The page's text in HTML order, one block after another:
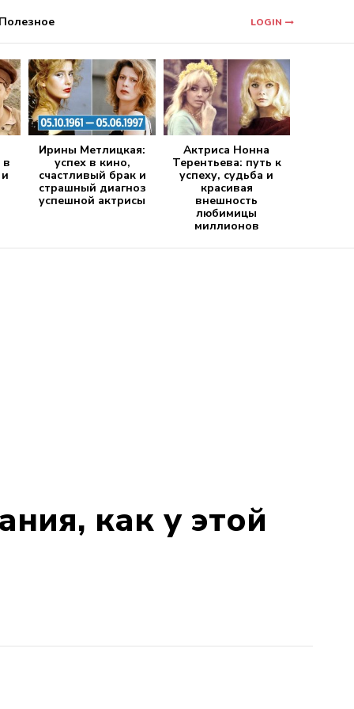
LOGIN
в
Ирины Метлицкая:
успех в кино,
счастливый брак и
страшный диагноз
успешной актрисы
Актриса Нонна
Терентьева: путь к
успеху, судьба и
красивая
внешность
любимицы
миллионов
как у этой